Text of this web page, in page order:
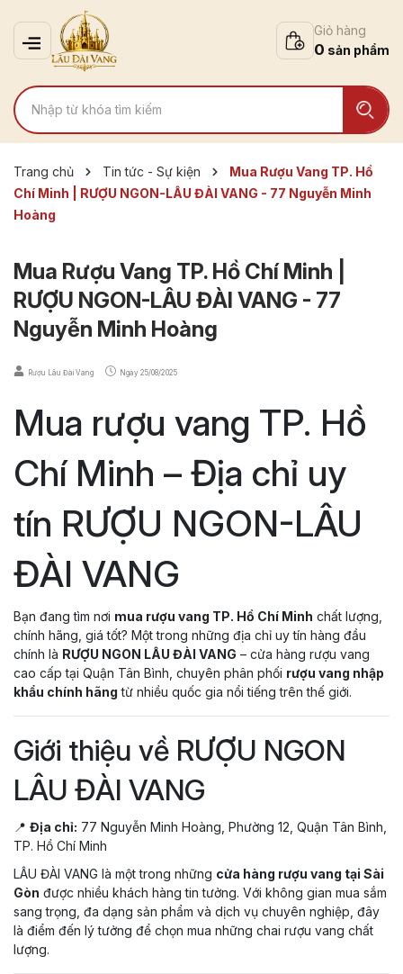
Giỏ hàng
0
Trang chủ Tin tức - Sự kiện
Mua Rượu Vang TP. Hồ
Chí Minh | RƯỢU NGON-LÂU ĐÀI VANG - 77 Nguyễn Minh
Hoàng
Mua Rượu Vang TP. Hồ Chí Minh |
RƯỢU NGON-LÂU ĐÀI VANG - 77
Nguyễn Minh Hoàng
Rượu Lâu Đài Vang Ngày 25/08/2025
Mua rượu vang TP. Hồ
Chí Minh – Địa chỉ uy
tín RƯỢU NGON-LÂU
ĐÀI VANG
Bạn đang tìm nơi mua rượu vang TP. Hồ Chí Minh chất lượng,
chính hãng, giá tốt? Một trong những địa chỉ uy tín hàng đầu
chính là RƯỢU NGON LÂU ĐÀI VANG – cửa hàng rượu vang
cao cấp tại Quận Tân Bình, chuyên phân phối rượu vang nhập
khẩu chính hãng từ nhiều quốc gia nổi tiếng trên thế giới.
Giới thiệu về RƯỢU NGON
LÂU ĐÀI VANG
📍 Địa chỉ: 77 Nguyễn Minh Hoàng, Phường 12, Quận Tân Bình,
TP. Hồ Chí Minh
LÂU ĐÀI VANG là một trong những cửa hàng rượu vang tại Sài
Gòn được nhiều khách hàng tin tưởng. Với không gian mua sắm
sang trọng, đa dạng sản phẩm và dịch vụ chuyên nghiệp, đây
là điểm đến lý tưởng để chọn mua những chai rượu vang chất
lượng.